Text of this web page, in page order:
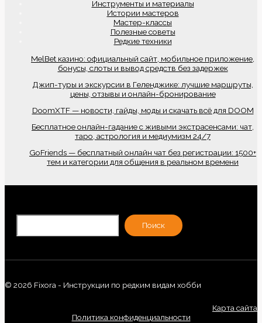
Инструменты и материалы
Истории мастеров
Мастер-классы
Полезные советы
Редкие техники
MelBet казино: официальный сайт, мобильное приложение,
бонусы, слоты и вывод средств без задержек
Джип-туры и экскурсии в Геленджике: лучшие маршруты,
цены, отзывы и онлайн-бронирование
DoomXTF — новости, гайды, моды и скачать всё для DOOM
Бесплатное онлайн-гадание с живыми экстрасенсами: чат,
таро, астрология и медиумизм 24/7
GoFriends — бесплатный онлайн чат без регистрации: 1500+
тем и категории для общения в реальном времени
Поиск
© 2026 Fixora - Инструкции по редким видам хобби
Карта сайта
Политика конфиденциальности